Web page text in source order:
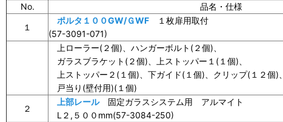
No.
品名・仕様
１
ポルタ１００GW/ＧWF １枚扉用取付
(57-3091-071)
上ローラー(２個)、ハンガーボルト(２個)、
ガラスブラケット(２個)、上ストッパー１(１個)、
上ストッパー２(１個)、下ガイド(１個)、クリップ(１２個)、
戸当り(壁付用)(１個)
２
上部レール固定ガラスシステム用 アルマイト
L２,５００mm(57-3084-250)